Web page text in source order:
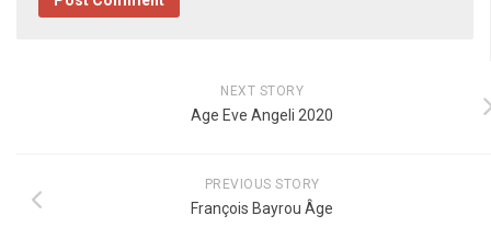
NEXT STORY
Age Eve Angeli 2020
PREVIOUS STORY
François Bayrou Âge